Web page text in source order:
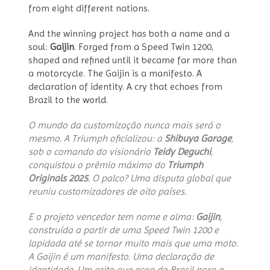
from eight different nations.
And the winning project has both a name and a
soul: Gaijin. Forged from a Speed Twin 1200,
shaped and refined until it became far more than
a motorcycle. The Gaijin is a manifesto. A
declaration of identity. A cry that echoes from
Brazil to the world.
O mundo da customização nunca mais será o
mesmo. A Triumph oficializou: a Shibuya Garage,
sob o comando do visionário Teidy Deguchi,
conquistou o prêmio máximo do Triumph
Originals 2025. O palco? Uma disputa global que
reuniu customizadores de oito países.
E o projeto vencedor tem nome e alma: Gaijin,
construída a partir de uma Speed Twin 1200 e
lapidada até se tornar muito mais que uma moto.
A Gaijin é um manifesto. Uma declaração de